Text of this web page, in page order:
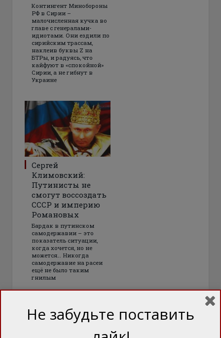
Контингент Минобороны
РФ в Сирии –
малочисленная кучка во
главе с генералами-
идиотами. Они ездили по
сирийским трассам,
наклеив буквы Z на
БТРы, и радуясь, что
кайфуют в «спокойной»
Сирии, а не гибнут в
Украине
Сергей
Климовский:
Путинисты не
смогут воссоздать
СССР и империю
Романовых
Бардак в путинском
самодержавии – это
показатель ситуации,
когда хочется, но не
можется… Никогда
самодержавие на расеи
ещё не было таким
гнилым
Не забудьте поставить